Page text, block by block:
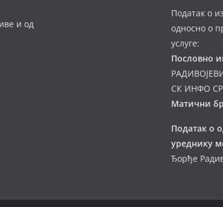
и од
Податак о
односно о
услуге:
Пословно
СК ИНФО
Матични
Податак о
уреднику
Ђорђе